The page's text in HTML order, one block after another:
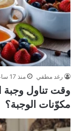
رغد مطفي منذ 17 ساعة
وقت تناول وجبة
مكوّنات الوجبة؟